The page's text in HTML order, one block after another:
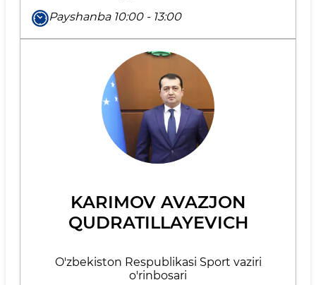
Payshanba 10:00 - 13:00
KARIMOV AVAZJON
QUDRATILLAYEVICH
O'zbekiston Respublikasi Sport vaziri
o'rinbosari